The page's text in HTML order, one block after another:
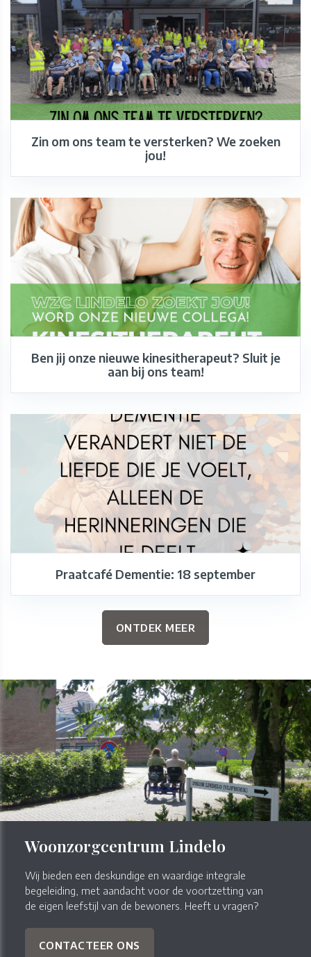
Zin om ons team te versterken? We zoeken
jou!
Ben jij onze nieuwe kinesitherapeut? Sluit je
aan bij ons team!
Praatcafé Dementie: 18 september
ONTDEK MEER
Woonzorgcentrum Lindelo
Wij bieden een deskundige en waardige integrale
begeleiding, met aandacht voor de voortzetting van
de eigen leefstijl van de bewoners. Heeft u vragen?
CONTACTEER ONS